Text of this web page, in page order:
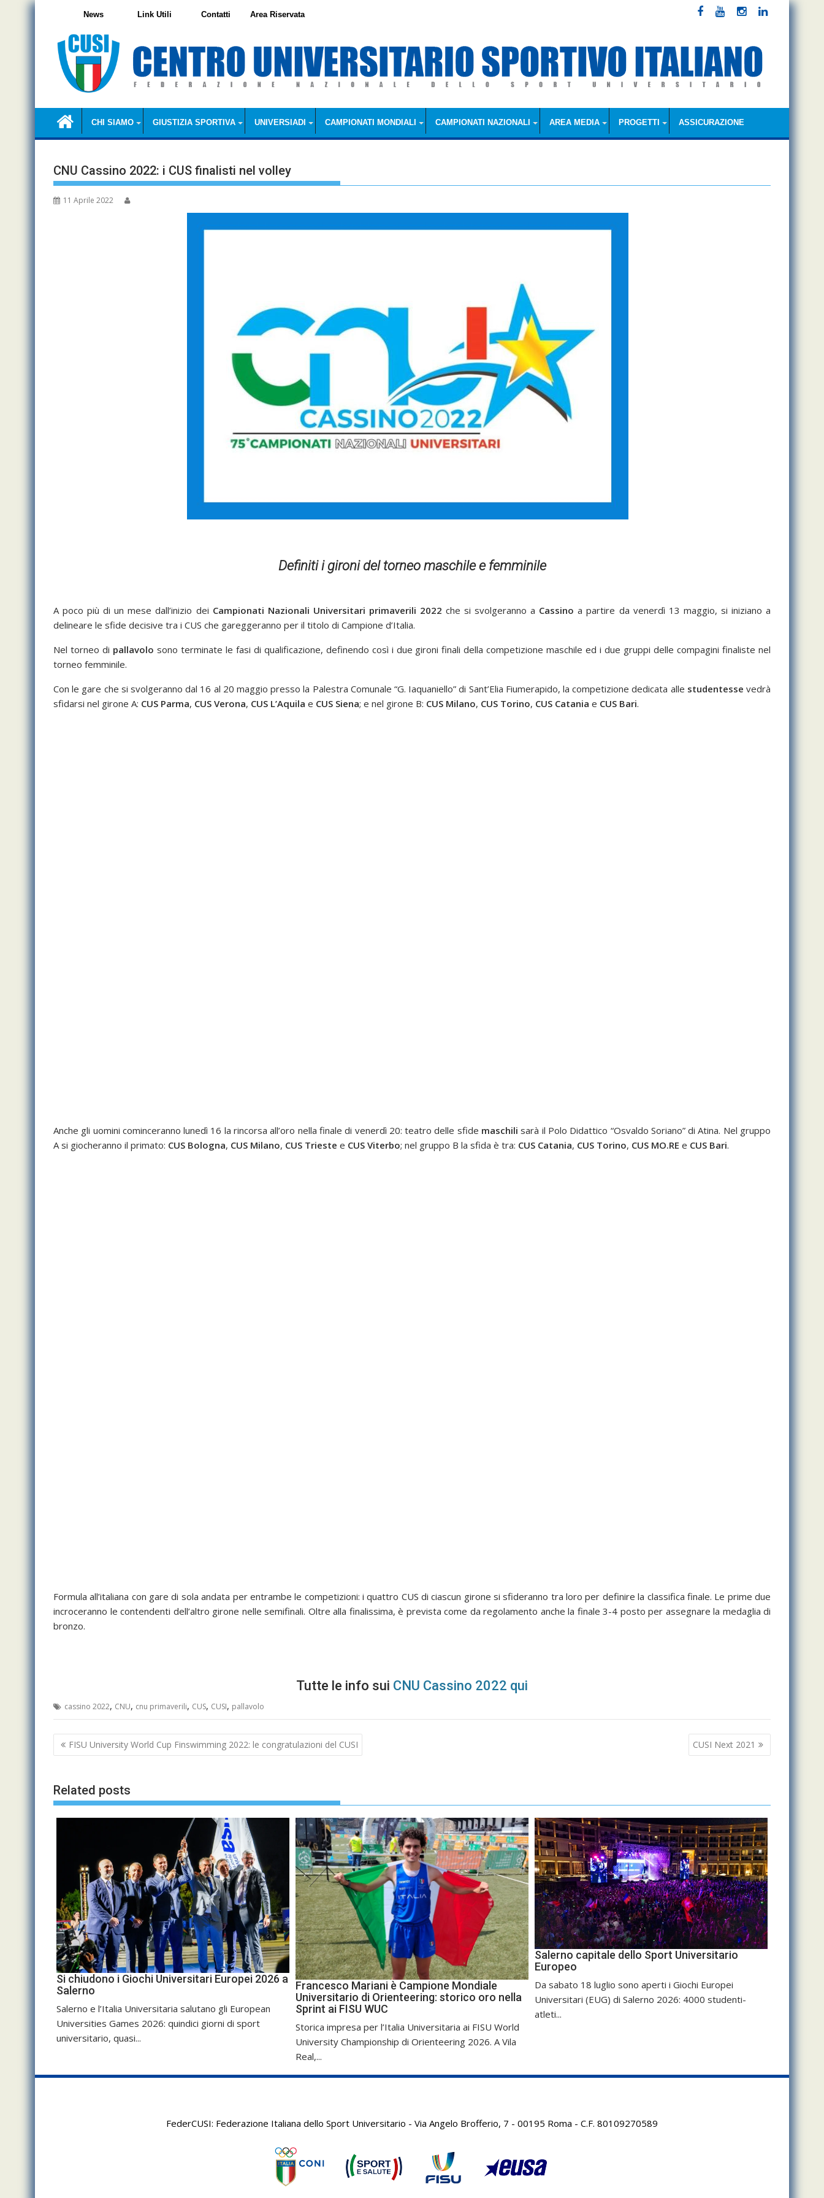
Skip
CHI SIAMO GIUSTIZIA SPORTIVA UNIVERSIADI CAMPIONATI MONDIALI CAMPIONATI NAZIONALI AREA MEDIA PROGETTI ASSICURAZIONE
News Link Utili Contatti Area Riservata
CNU Cassino 2022: i CUS finalisti nel volley
11 Aprile 2022
Definiti i gironi del torneo maschile e femminile
A poco più di un mese dall’inizio dei Campionati Nazionali Universitari primaverili 2022 che si svolgeranno a Cassino a partire da venerdì 13 maggio, si iniziano a
delineare le sfide decisive tra i CUS che gareggeranno per il titolo di Campione d’Italia.
Nel torneo di pallavolo sono terminate le fasi di qualificazione, definendo così i due gironi finali della competizione maschile ed i due gruppi delle compagini finaliste nel
torneo femminile.
Con le gare che si svolgeranno dal 16 al 20 maggio presso la Palestra Comunale “G. Iaquaniello” di Sant’Elia Fiumerapido, la competizione dedicata alle studentesse vedrà
sfidarsi nel girone A: CUS Parma, CUS Verona, CUS L’Aquila e CUS Siena; e nel girone B: CUS Milano, CUS Torino, CUS Catania e CUS Bari.
Anche gli uomini cominceranno lunedì 16 la rincorsa all’oro nella finale di venerdì 20: teatro delle sfide maschili sarà il Polo Didattico “Osvaldo Soriano” di Atina. Nel gruppo
A si giocheranno il primato: CUS Bologna, CUS Milano, CUS Trieste e CUS Viterbo; nel gruppo B la sfida è tra: CUS Catania, CUS Torino, CUS MO.RE e CUS Bari.
Formula all’italiana con gare di sola andata per entrambe le competizioni: i quattro CUS di ciascun girone si sfideranno tra loro per definire la classifica finale. Le prime due
incroceranno le contendenti dell’altro girone nelle semifinali. Oltre alla finalissima, è prevista come da regolamento anche la finale 3-4 posto per assegnare la medaglia di
bronzo.
Tutte le info sui CNU Cassino 2022 qui
cassino 2022, CNU, cnu primaverili, CUS, CUSI, pallavolo
Navigazione
articoli
FISU University World Cup Finswimming 2022: le congratulazioni del CUSI CUSI Next 2021
Related posts
Si chiudono i Giochi Universitari Europei 2026 a
Salerno
Salerno e l’Italia Universitaria salutano gli European
Universities Games 2026: quindici giorni di sport
universitario, quasi...
Francesco Mariani è Campione Mondiale
Universitario di Orienteering: storico oro nella
Sprint ai FISU WUC
Storica impresa per l’Italia Universitaria ai FISU World
University Championship di Orienteering 2026. A Vila
Real,...
Salerno capitale dello Sport Universitario
Europeo
Da sabato 18 luglio sono aperti i Giochi Europei
Universitari (EUG) di Salerno 2026: 4000 studenti-
atleti...
FederCUSI: Federazione Italiana dello Sport Universitario - Via Angelo Brofferio, 7 - 00195 Roma - C.F. 80109270589